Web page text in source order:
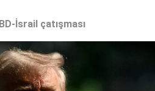
İsrail çatışması